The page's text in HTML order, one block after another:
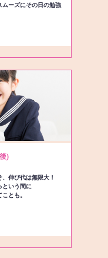
ムーズにその日の勉強
)
伸び代は無限大！
という間に
とも。